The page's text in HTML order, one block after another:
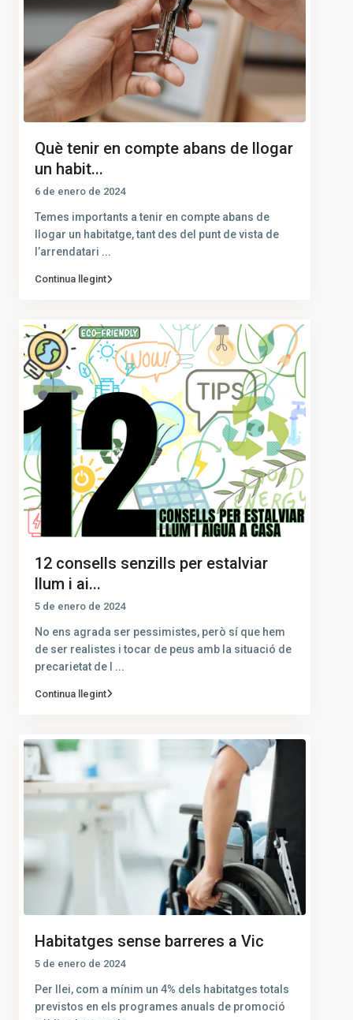
Què tenir en compte abans de llogar
un habit...
6 de enero de 2024
Temes importants a tenir en compte abans de
llogar un habitatge, tant des del punt de vista de
l’arrendatari ...
Continua llegint
12 consells senzills per estalviar
llum i ai...
5 de enero de 2024
No ens agrada ser pessimistes, però sí que hem
de ser realistes i tocar de peus amb la situació de
precarietat de l ...
Continua llegint
Habitatges sense barreres a Vic
5 de enero de 2024
Per llei, com a mínim un 4% dels habitatges totals
previstos en els programes anuals de promoció